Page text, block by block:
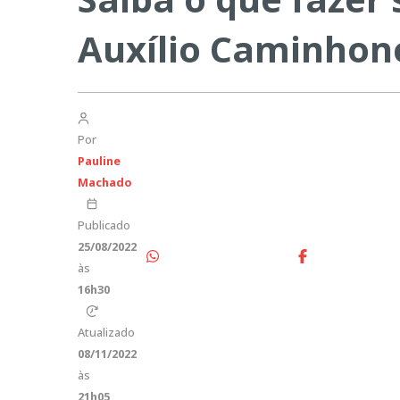
Auxílio
Por
Pauline
Machado
Publicado
25/08/2022
às
16h30
Atualizado
08/11/2022
às
21h05